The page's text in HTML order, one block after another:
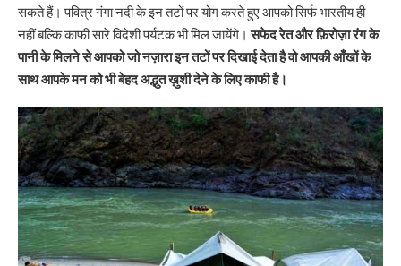
सकते हैं। पवित्र गंगा नदी के इन तटों पर योग करते हुए आपको सिर्फ भारतीय ही
नहीं बल्कि काफी सारे विदेशी पर्यटक भी मिल जायेंगे। सफेद रेत और फ़िरोज़ा रंग के
पानी के मिलने से आपको जो नज़ारा इन तटों पर दिखाई देता है वो आपकी आँखों के
साथ आपके मन को भी बेहद अद्भुत ख़ुशी देने के लिए काफी है।